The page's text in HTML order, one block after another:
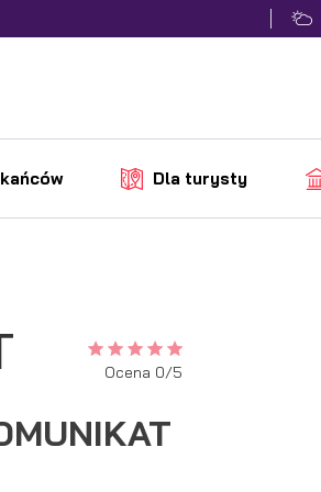
Dla turysty
Ocena 0/5